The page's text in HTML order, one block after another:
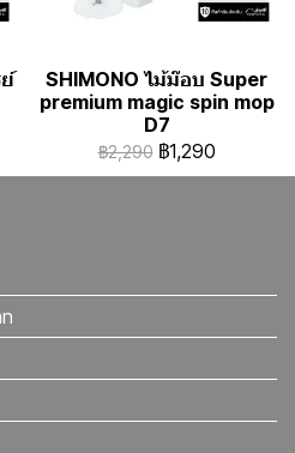
SHIMONO ไม้ม๊อบ Super
premium magic spin mop
D7
฿2,290 ฿1,290